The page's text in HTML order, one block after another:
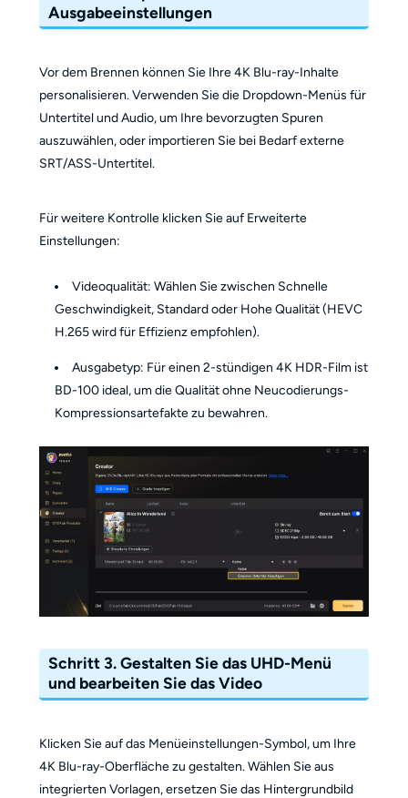
Ausgabeeinstellungen
Vor dem Brennen können Sie Ihre 4K Blu-ray-Inhalte
personalisieren. Verwenden Sie die Dropdown-Menüs für
Untertitel und Audio, um Ihre bevorzugten Spuren
auszuwählen, oder importieren Sie bei Bedarf externe
SRT/ASS-Untertitel.
Für weitere Kontrolle klicken Sie auf Erweiterte
Einstellungen:
Videoqualität: Wählen Sie zwischen Schnelle
Geschwindigkeit, Standard oder Hohe Qualität (HEVC
H.265 wird für Effizienz empfohlen).
Ausgabetyp: Für einen 2-stündigen 4K HDR-Film ist
BD-100 ideal, um die Qualität ohne Neucodierungs-
Kompressionsartefakte zu bewahren.
Schritt 3. Gestalten Sie das UHD-Menü
und bearbeiten Sie das Video
Klicken Sie auf das Menüeinstellungen-Symbol, um Ihre
4K Blu-ray-Oberfläche zu gestalten. Wählen Sie aus
integrierten Vorlagen, ersetzen Sie das Hintergrundbild